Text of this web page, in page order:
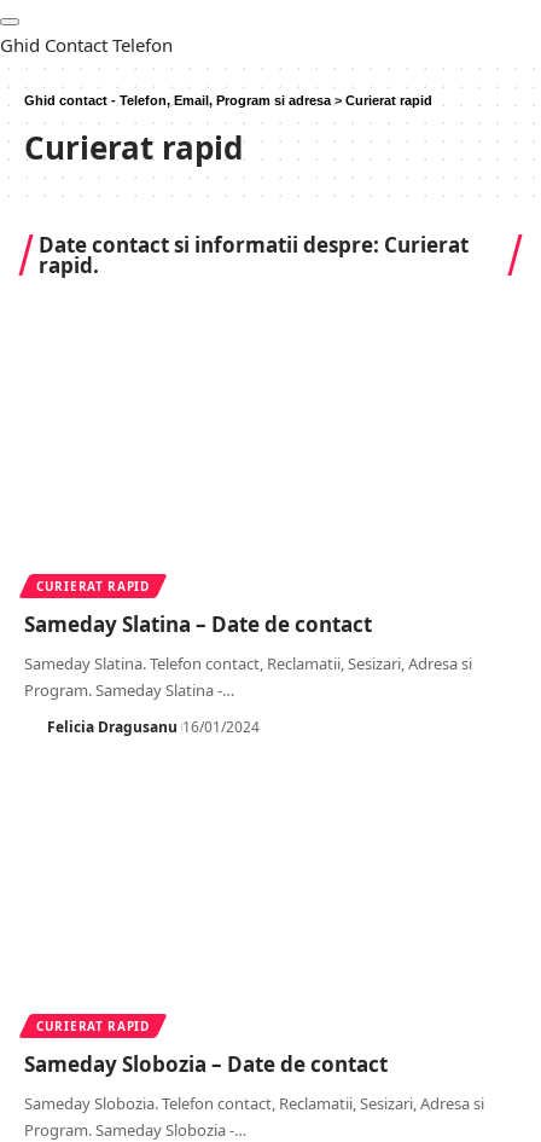
Ghid Contact Telefon
Ghid contact - Telefon, Email, Program si adresa > Curierat rapid
Curierat rapid
Date contact si informatii despre: Curierat
rapid.
CURIERAT RAPID
Sameday Slatina – Date de contact
Sameday Slatina. Telefon contact, Reclamatii, Sesizari, Adresa si
Program. Sameday Slatina -…
Felicia Dragusanu 16/01/2024
CURIERAT RAPID
Sameday Slobozia – Date de contact
Sameday Slobozia. Telefon contact, Reclamatii, Sesizari, Adresa si
Program. Sameday Slobozia -…